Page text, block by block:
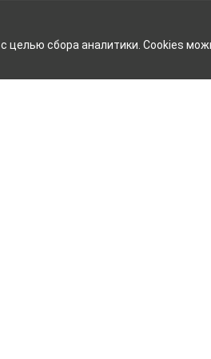
с целью сбора аналитики. Cookies